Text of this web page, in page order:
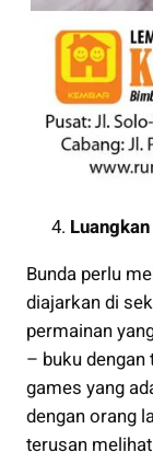
Bunda perlu
diajarkan di
permainan
– buku
games yang
dengan orang
terusan